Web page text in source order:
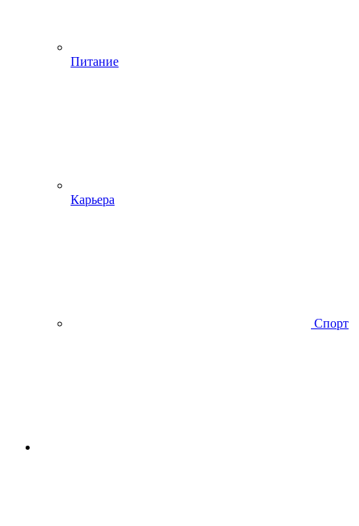
Питание
Карьера
Спорт